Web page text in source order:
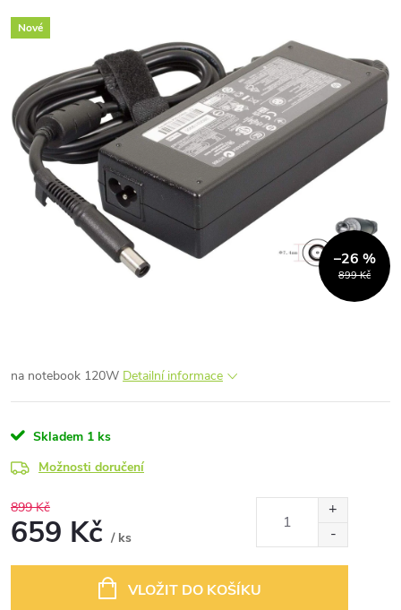
Nové
899 Kč
–26 %
na notebook 120W Detailní informace
Skladem 1 ks
Možnosti doručení
899 Kč
659 Kč / ks
VLOŽIT DO KOŠÍKU